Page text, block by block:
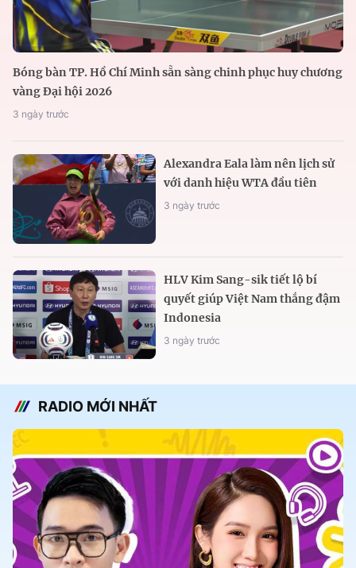
Bóng bàn TP. Hồ Chí Minh sẵn sàng chinh phục huy chương
vàng Đại hội 2026
3 ngày trước
Alexandra Eala làm nên lịch sử
với danh hiệu WTA đầu tiên
3 ngày trước
HLV Kim Sang-sik tiết lộ bí
quyết giúp Việt Nam thắng đậm
Indonesia
3 ngày trước
RADIO MỚI NHẤT